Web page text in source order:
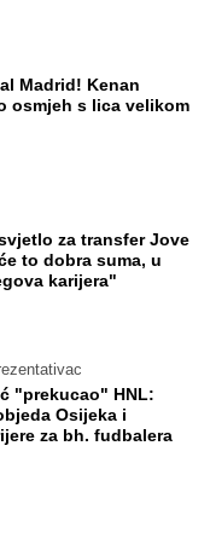
Madrid! Kenan
osmjeh s lica velikom
za transfer Jove
to dobra suma, u
karijera"
"prekucao" HNL:
Osijeka i
za bh. fudbalera